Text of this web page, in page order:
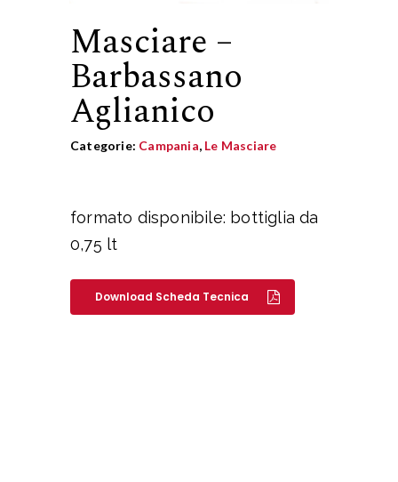
Masciare –
Barbassano
Aglianico
Categorie: Campania, Le Masciare
formato disponibile: bottiglia da
0,75 lt
Download Scheda Tecnica